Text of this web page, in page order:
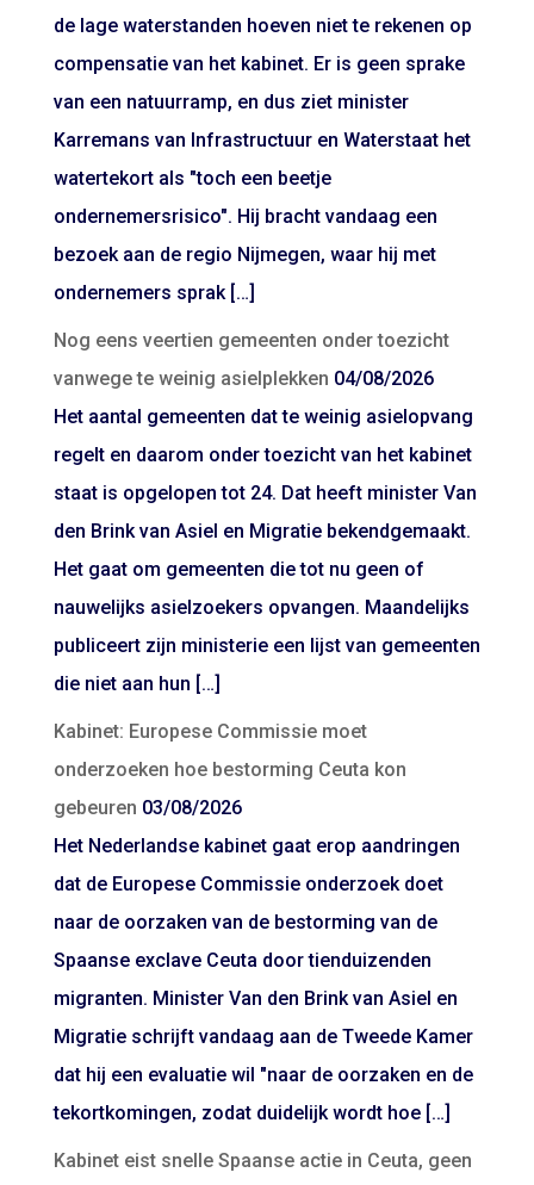
de lage waterstanden hoeven niet te rekenen op
compensatie van het kabinet. Er is geen sprake
van een natuurramp, en dus ziet minister
Karremans van Infrastructuur en Waterstaat het
watertekort als "toch een beetje
ondernemersrisico". Hij bracht vandaag een
bezoek aan de regio Nijmegen, waar hij met
ondernemers sprak […]
Nog eens veertien gemeenten onder toezicht
vanwege te weinig asielplekken 04/08/2026
Het aantal gemeenten dat te weinig asielopvang
regelt en daarom onder toezicht van het kabinet
staat is opgelopen tot 24. Dat heeft minister Van
den Brink van Asiel en Migratie bekendgemaakt.
Het gaat om gemeenten die tot nu geen of
nauwelijks asielzoekers opvangen. Maandelijks
publiceert zijn ministerie een lijst van gemeenten
die niet aan hun […]
Kabinet: Europese Commissie moet
onderzoeken hoe bestorming Ceuta kon
gebeuren 03/08/2026
Het Nederlandse kabinet gaat erop aandringen
dat de Europese Commissie onderzoek doet
naar de oorzaken van de bestorming van de
Spaanse exclave Ceuta door tienduizenden
migranten. Minister Van den Brink van Asiel en
Migratie schrijft vandaag aan de Tweede Kamer
dat hij een evaluatie wil "naar de oorzaken en de
tekortkomingen, zodat duidelijk wordt hoe […]
Kabinet eist snelle Spaanse actie in Ceuta, geen